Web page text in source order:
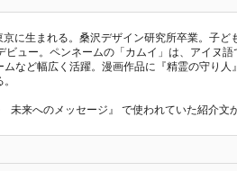
に生まれる。桑沢デザイン研究所卒業。子ど
ビュー。ペンネームの「カムイ」は、アイヌ
ムなど幅広く活躍。漫画作品に『精霊の守り
未来へのメッセージ』 で使われていた紹介文